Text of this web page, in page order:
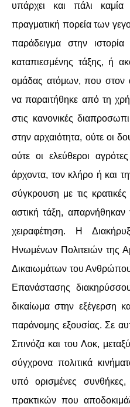
υπάρχει και πάλι καμία
πραγματική πορεία των
παράδειγμα στην ιστορία
καταπιεσμένης τάξης, ή
ομάδας ατόμων, που στον
να παραιτήθηκε από τη
στις κανονικές
στην αρχαιότητα, ούτε οι
ούτε οι ελεύθεροι
άρχοντα, τον κλήρο ή και
σύγκρουση με τις
αστική τάξη,
χειραφέτηση. Η
Ηνωμένων Πολιτειών της
Δικαιωμάτων του Ανθρώπου
Επανάστασης
δικαίωμα στην εξέγερση
παράνομης εξουσίας. Σε
Σπινόζα και του Λοκ,
σύγχρονα πολιτικά
υπό ορισμένες
πρακτικών που